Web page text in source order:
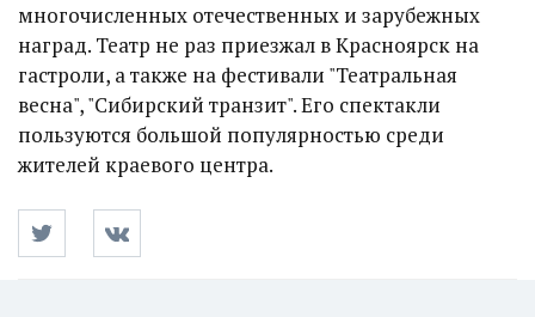
многочисленных отечественных и зарубежных
наград. Театр не раз приезжал в Красноярск на
гастроли, а также на фестивали "Театральная
весна", "Сибирский транзит". Его спектакли
пользуются большой популярностью среди
жителей краевого центра.